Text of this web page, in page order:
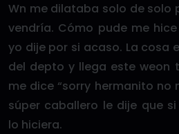
Wn me dilataba solo de solo
vendría. Cómo pude me
yo dije por si acaso. La cosa
del depto y llega este weon
me dice “sorry hermanito no
súper caballero le dije que
lo hiciera.